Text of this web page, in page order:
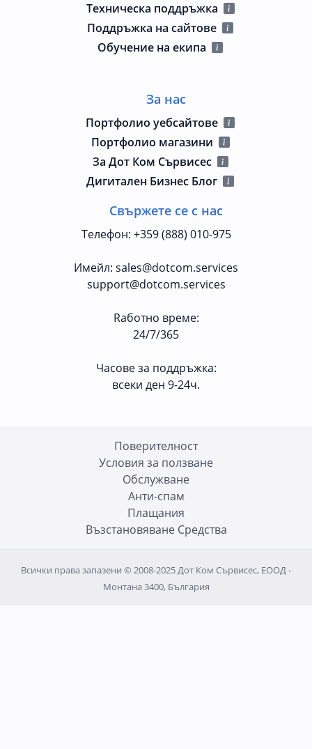
Техническа поддръжка
Поддръжка на сайтове
Обучение на екипа
За нас
Портфолио уебсайтове
Портфолио магазини
За Дот Ком Сървисес
Дигитален Бизнес Блог
Свържете се с нас
Телефон: +359 (888) 010-975
Имейл: sales@dotcom.services
support@dotcom.services
Rаботно време:
24/7/365
Часове за поддръжка:
всеки ден 9-24ч.
Поверителност
Условия за ползване
Oбслужване
Анти-спам
Плащания
Възстановяване Средства
Всички права запазени © 2008-2025 Дот Ком Сървисес, ЕООД -
Монтана 3400, България